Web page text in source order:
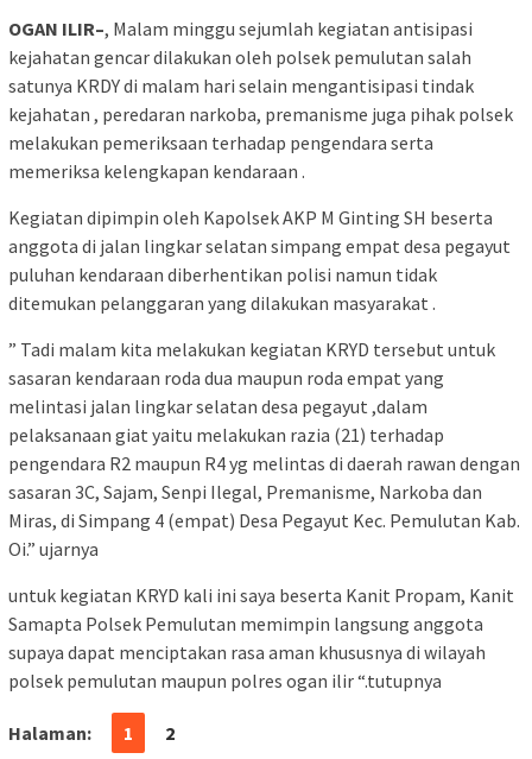
OGAN ILIR–, Malam minggu sejumlah kegiatan antisipasi
kejahatan gencar dilakukan oleh polsek pemulutan salah
satunya KRDY di malam hari selain mengantisipasi tindak
kejahatan , peredaran narkoba, premanisme juga pihak polsek
melakukan pemeriksaan terhadap pengendara serta
memeriksa kelengkapan kendaraan .
Kegiatan dipimpin oleh Kapolsek AKP M Ginting SH beserta
anggota di jalan lingkar selatan simpang empat desa pegayut
puluhan kendaraan diberhentikan polisi namun tidak
ditemukan pelanggaran yang dilakukan masyarakat .
” Tadi malam kita melakukan kegiatan KRYD tersebut untuk
sasaran kendaraan roda dua maupun roda empat yang
melintasi jalan lingkar selatan desa pegayut ,dalam
pelaksanaan giat yaitu melakukan razia (21) terhadap
pengendara R2 maupun R4 yg melintas di daerah rawan dengan
sasaran 3C, Sajam, Senpi Ilegal, Premanisme, Narkoba dan
Miras, di Simpang 4 (empat) Desa Pegayut Kec. Pemulutan Kab.
Oi.” ujarnya
untuk kegiatan KRYD kali ini saya beserta Kanit Propam, Kanit
Samapta Polsek Pemulutan memimpin langsung anggota
supaya dapat menciptakan rasa aman khususnya di wilayah
polsek pemulutan maupun polres ogan ilir “.tutupnya
Halaman: 1 2